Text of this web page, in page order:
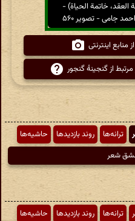
ـ ج ۲ (واسطة العقد، خاتمة الحیاة) -
جامی - تصویر ۵۶۰
منابع اینترنتی
از گنجینهٔ گنجور
ترانه‌ها روند بازدیدها
حاشیه‌ها
شعر
ترانه‌ها روند بازدیدها
حاشیه‌ها